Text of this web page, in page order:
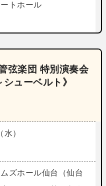
トホール
弦楽団 特別演奏会
ューベルト》
）
ズホール仙台（仙台